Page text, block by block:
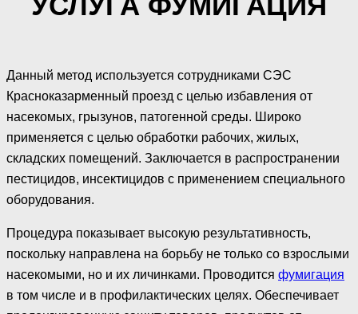
Данный метод используется сотрудниками СЭС
Красноказарменный проезд с целью избавления от
насекомых, грызунов, патогенной среды. Широко
применяется с целью обработки рабочих, жилых,
складских помещений. Заключается в распространении
пестицидов, инсектицидов с применением специального
оборудования.
Процедура показывает высокую результативность,
поскольку направлена на борьбу не только со взрослыми
насекомыми, но и их личинками. Проводится фумигация
в том числе и в профилактических целях. Обеспечивает